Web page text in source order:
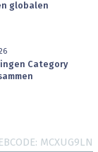
globalen
Category
MCXUG9LN